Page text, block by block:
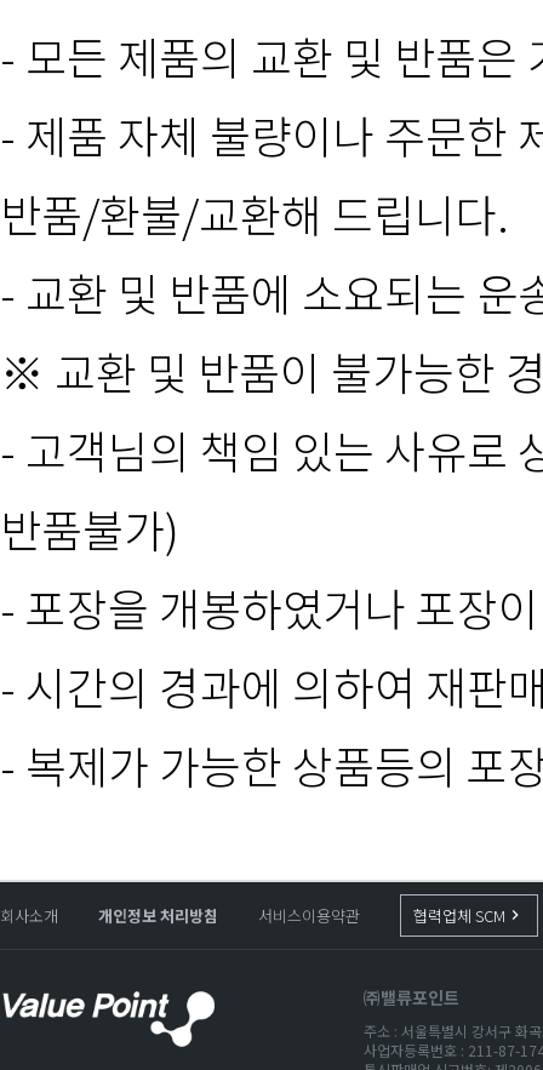
- 모든 제품의 교환 및 반품
- 제품 자체 불량이나 주문한
반품/환불/교환해 드립니다.
- 교환 및 반품에 소요되는
※ 교환 및 반품이 불가능한
- 고객님의 책임 있는 사유로
반품불가)
- 포장을 개봉하였거나 포장
- 시간의 경과에 의하여 재판
- 복제가 가능한 상품등의 포
회사소개 개인정보 처리방침 서비스이용약관 협력업체 SCM keyboard_arrow_right
㈜밸류포인트
주소 : 서울특별시 강서구 화
사업자등록번호 : 211-87-